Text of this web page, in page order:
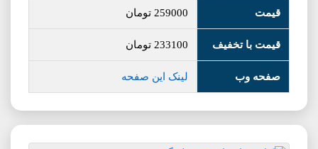
قیمت 259000 تومان
قیمت با تخفیف 233100 تومان
صفحه وب لینک این صفحه